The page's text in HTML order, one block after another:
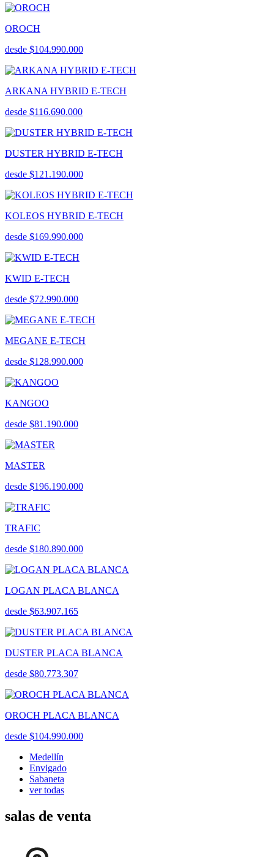
OROCH
desde $104.990.000
ARKANA HYBRID E-TECH
desde $116.690.000
DUSTER HYBRID E-TECH
desde $121.190.000
KOLEOS HYBRID E-TECH
desde $169.990.000
KWID E-TECH
desde $72.990.000
MEGANE E-TECH
desde $128.990.000
KANGOO
desde $81.190.000
MASTER
desde $196.190.000
TRAFIC
desde $180.890.000
LOGAN PLACA BLANCA
desde $63.907.165
DUSTER PLACA BLANCA
desde $80.773.307
OROCH PLACA BLANCA
desde $104.990.000
Medellín
Envigado
Sabaneta
ver todas
salas de venta